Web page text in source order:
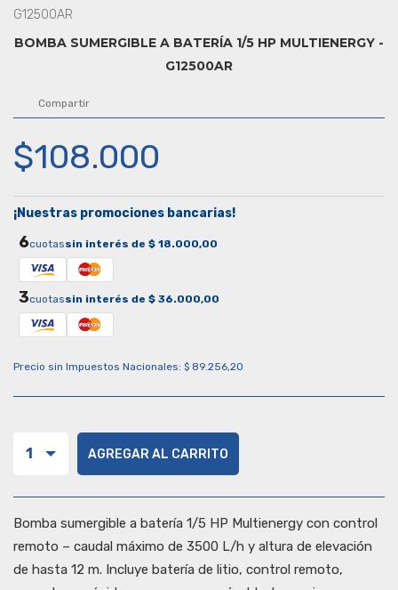
G12500AR
BOMBA SUMERGIBLE A BATERÍA 1/5 HP MULTIENERGY -
G12500AR
Compartir
$108.000
¡Nuestras promociones bancarias!
6cuotassin interés de $ 18.000,00
3cuotassin interés de $ 36.000,00
Precio sin Impuestos Nacionales: $ 89.256,20
1 AGREGAR AL CARRITO
Bomba sumergible a batería 1/5 HP Multienergy con control
remoto – caudal máximo de 3500 L/h y altura de elevación
de hasta 12 m. Incluye batería de litio, control remoto,